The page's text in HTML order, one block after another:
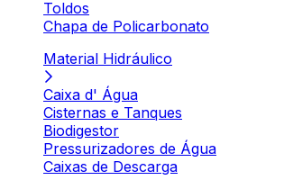
Toldos
Chapa de Policarbonato
Material Hidráulico
Caixa d' Água
Cisternas e Tanques
Biodigestor
Pressurizadores de Água
Caixas de Descarga